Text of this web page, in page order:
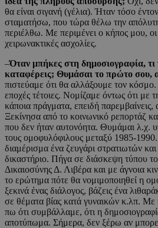
θα είναι σιγανή (γέλια). Ήταν τόσο
σταματήσω, που τώρα θέλω την
περιέλθω. Με περιμένει ο κήπος μου,
χειρωνακτικές ασχολίες.
–Όταν μπήκες στη δημοσιογραφία, τι
καταφέρεις; Θυμάσαι το πρώτο σου,
πιστεύαμε ότι θα αλλάξουμε τον κόσμο.
εποχές τέτοιες. Νομίζαμε όντως ότι με
κάποια πράγματα, επειδή παρεμβαίνεις,
Ξεκίνησα από το κοινωνικό ρεπορτάζ
που δεν ήταν αυτονόητα. Θυμάμαι λ.χ.
τους ομοφυλόφιλους μεταξύ 1985-
διαμέρισμα ένα ζευγάρι στρατιωτών
δικαστήριο. Πήγα σε διάσκεψη τύπου
Δικαιοσύνης Δ. Λιβέρα και με άγνοια
το ερώτημα πότε θα νομιμοποιηθεί η
ξεκινά ένας διάλογος, βάζεις ένα
σε θέματα βίας κατά γυναικών κ.λπ.
πω ότι συμβάλλαμε, ότι η
αποτύπωμα. Σήμερα, δεν ξέρω αν